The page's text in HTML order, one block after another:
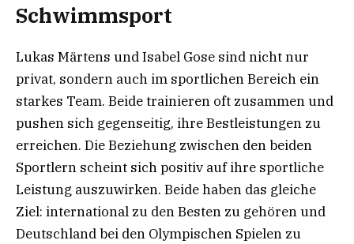
Schwimmsport
Lukas Märtens und Isabel Gose sind nicht nur
privat, sondern auch im sportlichen Bereich ein
starkes Team. Beide trainieren oft zusammen und
pushen sich gegenseitig, ihre Bestleistungen zu
erreichen. Die Beziehung zwischen den beiden
Sportlern scheint sich positiv auf ihre sportliche
Leistung auszuwirken. Beide haben das gleiche
Ziel: international zu den Besten zu gehören und
Deutschland bei den Olympischen Spielen zu